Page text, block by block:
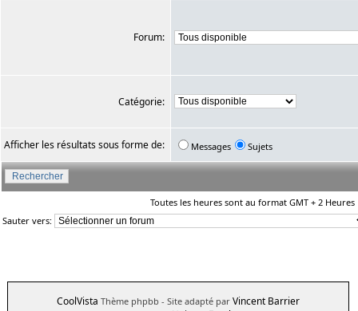
Forum:
Catégorie:
Afficher les résultats sous forme de: Messages Sujets
Toutes les heures sont au format GMT + 2 Heures
Sauter vers:
CoolVista Thème phpbb - Site adapté par Vincent Barrier